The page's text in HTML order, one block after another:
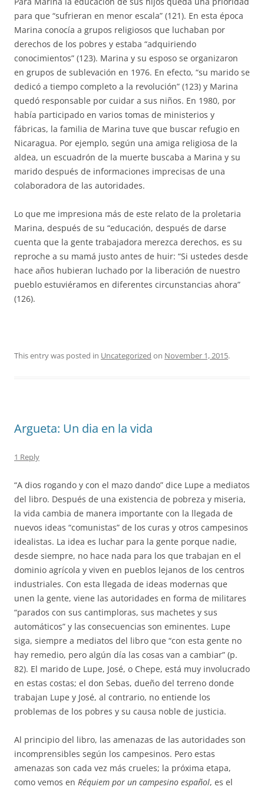
para que “sufrieran en menor escala” (121). En esta época
Marina conocía a grupos religiosos que luchaban por
derechos de los pobres y estaba “adquiriendo
conocimientos” (123). Marina y su esposo se organizaron
en grupos de sublevación en 1976. En efecto, “su marido se
dedicó a tiempo completo a la revolución” (123) y Marina
quedó responsable por cuidar a sus niños. En 1980, por
había participado en varios tomas de ministerios y
fábricas, la familia de Marina tuve que buscar refugio en
Nicaragua. Por ejemplo, según una amiga religiosa de la
aldea, un escuadrón de la muerte buscaba a Marina y su
marido después de informaciones imprecisas de una
colaboradora de las autoridades.
Lo que me impresiona más de este relato de la proletaria
Marina, después de su “educación, después de darse
cuenta que la gente trabajadora merezca derechos, es su
reproche a su mamá justo antes de huir: “Si ustedes desde
hace años hubieran luchado por la liberación de nuestro
pueblo estuviéramos en diferentes circunstancias ahora”
(126).
This entry was posted in Uncategorized on November 1, 2015.
Argueta: Un dia en la vida
1 Reply
“A dios rogando y con el mazo dando” dice Lupe a mediatos
del libro. Después de una existencia de pobreza y miseria,
la vida cambia de manera importante con la llegada de
nuevos ideas “comunistas” de los curas y otros campesinos
idealistas. La idea es luchar para la gente porque nadie,
desde siempre, no hace nada para los que trabajan en el
dominio agrícola y viven en pueblos lejanos de los centros
industriales. Con esta llegada de ideas modernas que
unen la gente, viene las autoridades en forma de militares
“parados con sus cantimploras, sus machetes y sus
automáticos” y las consecuencias son eminentes. Lupe
siga, siempre a mediatos del libro que “con esta gente no
hay remedio, pero algún día las cosas van a cambiar” (p.
82). El marido de Lupe, José, o Chepe, está muy involucrado
en estas costas; el don Sebas, dueño del terreno donde
trabajan Lupe y José, al contrario, no entiende los
problemas de los pobres y su causa noble de justicia.
Al principio del libro, las amenazas de las autoridades son
incomprensibles según los campesinos. Pero estas
amenazas son cada vez más crueles; la próxima etapa,
como vemos en Réquiem por un campesino español, es el